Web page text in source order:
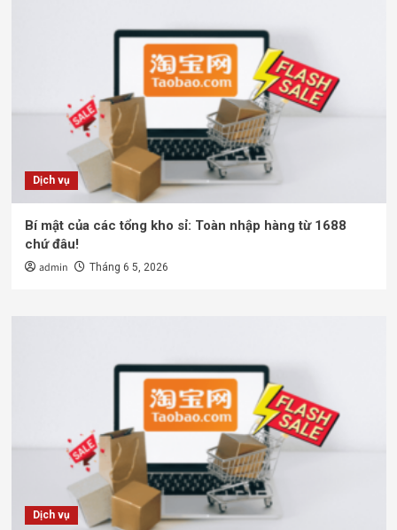
Dịch vụ
Bí mật của các tổng kho sỉ: Toàn nhập hàng từ 1688
chứ đâu!
admin Tháng 6 5, 2026
Dịch vụ